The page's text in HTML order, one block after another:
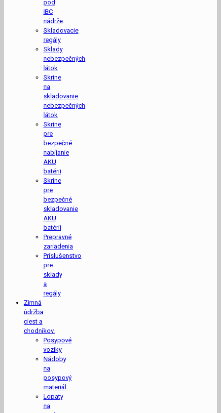
pod
IBC
nádrže
Skladovacie
regály
Sklady
nebezpečných
látok
Skrine
na
skladovanie
nebezpečných
látok
Skrine
pre
bezpečné
nabíjanie
AKU
batérii
Skrine
pre
bezpečné
skladovanie
AKU
batérii
Prepravné
zariadenia
Príslušenstvo
pre
sklady
a
regály
Zimná
údržba
ciest a
chodníkov.
Posypové
vozíky
Nádoby
na
posypový
materiál
Lopaty
na